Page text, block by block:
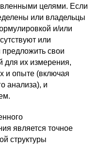
целями. Если
или владельцы
и/или
или
свои
для их измерения,
и опыте (включая
анализа), и
является точное
структуры